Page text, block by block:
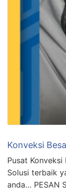
Konveksi
Pusat
Solusi terbaik
anda… PESAN